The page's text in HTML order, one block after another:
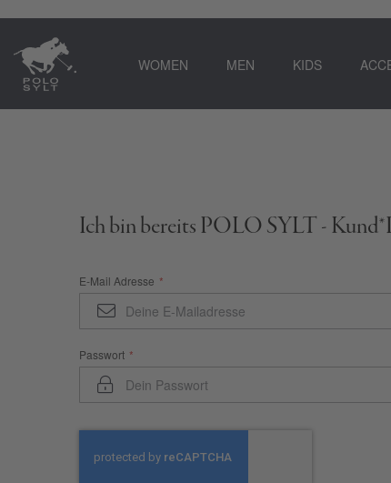
WOMEN MEN KIDS
Ich bin bereits POLO SYLT -
E-Mail Adresse
Passwort